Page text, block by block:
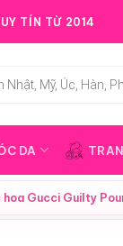
TÍN TỪ 2014
DA
hoa Gucci Guilty